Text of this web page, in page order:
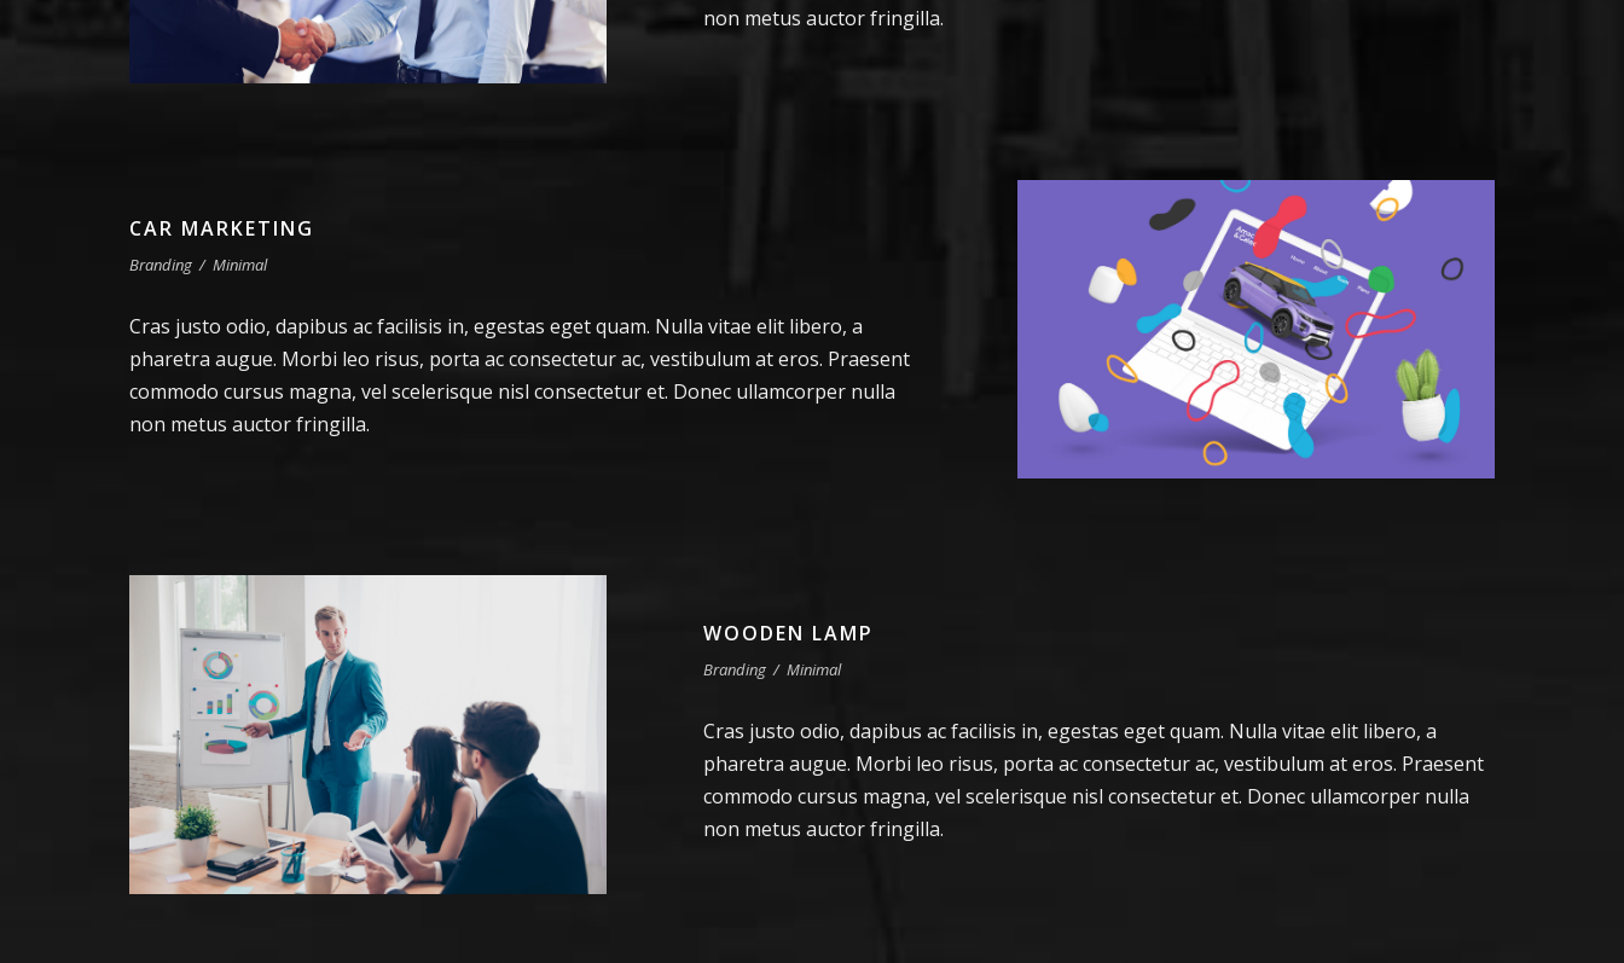
non metus auctor fringilla.
CAR MARKETING
Branding / Minimal
Cras justo odio, dapibus ac facilisis in, egestas eget quam. Nulla vitae elit libero, a
pharetra augue. Morbi leo risus, porta ac consectetur ac, vestibulum at eros. Praesent
commodo cursus magna, vel scelerisque nisl consectetur et. Donec ullamcorper nulla
non metus auctor fringilla.
WOODEN LAMP
Branding / Minimal
Cras justo odio, dapibus ac facilisis in, egestas eget quam. Nulla vitae elit libero, a
pharetra augue. Morbi leo risus, porta ac consectetur ac, vestibulum at eros. Praesent
commodo cursus magna, vel scelerisque nisl consectetur et. Donec ullamcorper nulla
non metus auctor fringilla.